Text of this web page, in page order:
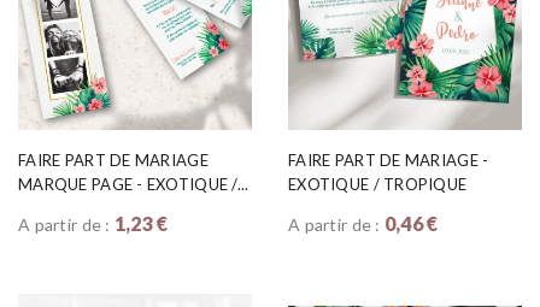
FAIRE PART DE MARIAGE
MARQUE PAGE - EXOTIQUE /...
A partir de : 1,23 €
FAIRE PART DE MARIAGE -
EXOTIQUE / TROPIQUE
A partir de : 0,46 €